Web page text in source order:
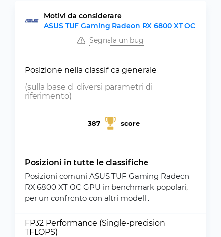
Motivi da considerare
ASUS TUF Gaming Radeon RX 6800 XT OC
Segnala un bug
Posizione nella classifica generale
(sulla base di diversi parametri di
riferimento)
387 score
Posizioni in tutte le classifiche
Posizioni comuni ASUS TUF Gaming Radeon
RX 6800 XT OC GPU in benchmark popolari,
per un confronto con altri modelli.
FP32 Performance (Single-precision
TFLOPS)